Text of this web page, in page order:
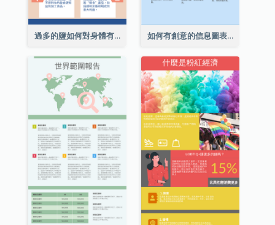
過多的鹽如何對身體有害信息圖表 如何有創意的信息圖表